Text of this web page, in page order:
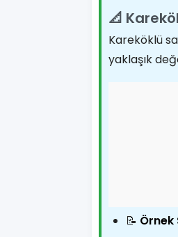
📐
Kareköklü
yaklaşık
📝 Örnek